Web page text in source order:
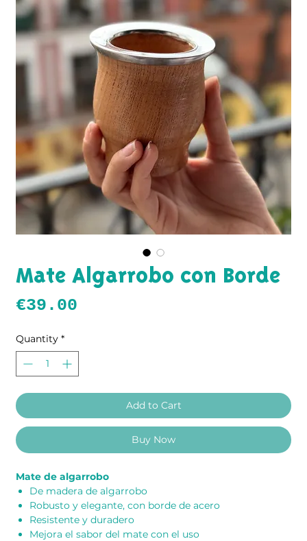
Mate Algarrobo con Borde
€39.00
Quantity *
Add to Cart
Buy Now
Mate de algarrobo
De madera de algarrobo
Robusto y elegante, con borde de acero
Resistente y duradero
Mejora el sabor del mate con el uso